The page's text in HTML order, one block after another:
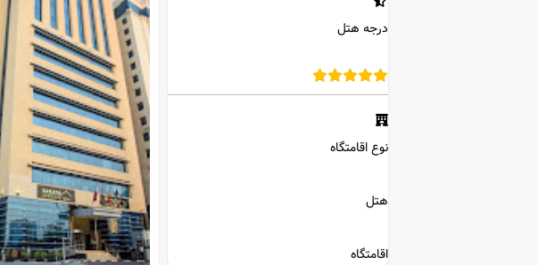
درجه هتل
نوع اقامتگاه
هتل
اقامتگاه